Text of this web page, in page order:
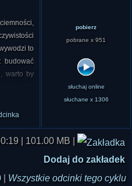
w
może nie
więcej
to
budować
warto by
jest tam
pobierz
pobrane x 951
słuchaj online
słuchane x 1306
| 101.00 MB |
Dodaj do zakładek
Wszystkie odcinki tego cyklu